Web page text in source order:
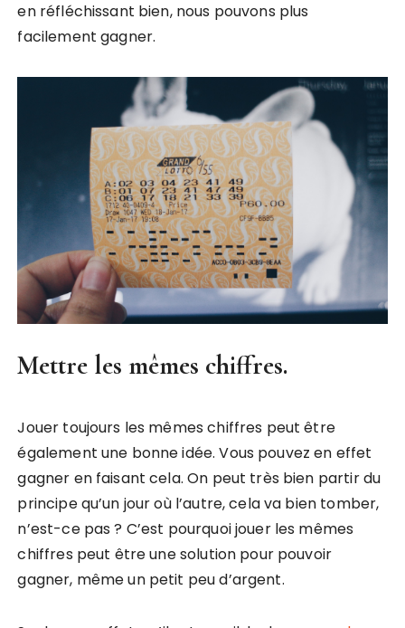
en réfléchissant bien, nous pouvons plus
facilement gagner.
Mettre les mêmes chiffres.
Jouer toujours les mêmes chiffres peut être
également une bonne idée. Vous pouvez en effet
gagner en faisant cela. On peut très bien partir du
principe qu’un jour où l’autre, cela va bien tomber,
n’est-ce pas ? C’est pourquoi jouer les mêmes
chiffres peut être une solution pour pouvoir
gagner, même un petit peu d’argent.